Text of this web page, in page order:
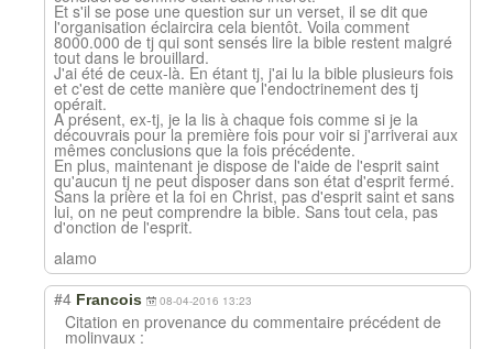
Et s'il se pose une question sur un verset, il se dit que
l'organisation éclaircira cela bientôt. Voila comment
8000.000 de tj qui sont sensés lire la bible restent malgré
tout dans le brouillard.
J'ai été de ceux-là. En étant tj, j'ai lu la bible plusieurs fois
et c'est de cette manière que l'endoctrinement des tj
opérait.
A présent, ex-tj, je la lis à chaque fois comme si je la
découvrais pour la première fois pour voir si j'arriverai aux
mêmes conclusions que la fois précédente.
En plus, maintenant je dispose de l'aide de l'esprit saint
qu'aucun tj ne peut disposer dans son état d'esprit fermé.
Sans la prière et la foi en Christ, pas d'esprit saint et sans
lui, on ne peut comprendre la bible. Sans tout cela, pas
d'onction de l'esprit.
alamo
#4 Francois 08-04-2016 13:23
Citation en provenance du commentaire précédent de
molinvaux :